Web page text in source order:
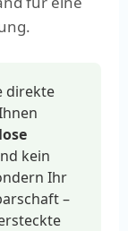
direkte
kein
Ihr
–